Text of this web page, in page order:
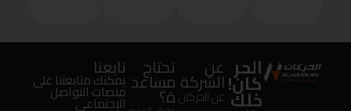
الحر
كان!
خلك
عن
الشركة
عن الحركان
تحتاج
مساعد
ة؟
تابعنا
يمكنك متابعتنا على
منصات التواصل
الإجتماعى